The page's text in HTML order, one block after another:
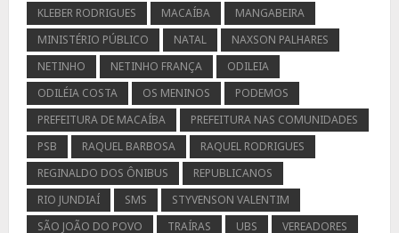
KLEBER RODRIGUES
MACAÍBA
MANGABEIRA
MINISTÉRIO PÚBLICO
NATAL
NAXSON PALHARES
NETINHO
NETINHO FRANÇA
ODILEIA
ODILÉIA COSTA
OS MENINOS
PODEMOS
PREFEITURA DE MACAÍBA
PREFEITURA NAS COMUNIDADES
PSB
RAQUEL BARBOSA
RAQUEL RODRIGUES
REGINALDO DOS ÔNIBUS
REPUBLICANOS
RIO JUNDIAÍ
SMS
STYVENSON VALENTIM
SÃO JOÃO DO POVO
TRAÍRAS UBS VEREADORES